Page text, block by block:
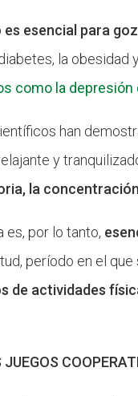
esencial para
la
como la depresión
han
y
la
es, por lo tanto,
período en el
de actividades
JUEGOS